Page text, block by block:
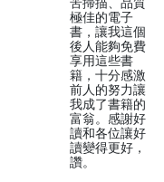
極佳的電子
書，讓我這個
後人能夠免費
享用這些書
籍，十分感激
前人的努力讓
我成了書籍的
富翁。感謝好
讀和各位讓好
讀變得更好，
讚。